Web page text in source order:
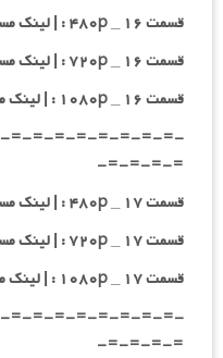
قسمت ۱۶ _ ۴۸۰p : | لینک مستقیم | دوبله فارسی
قسمت ۱۶ _ ۷۲۰p : | لینک مستقیم | دوبله فارسی
قسمت ۱۶ _ ۱۰۸۰p : | لینک مستقیم | دوبله فارسی
=-=-=-=-=-=-=-=-
=-=-=-=-
قسمت ۱۷ _ ۴۸۰p : | لینک مستقیم | دوبله فارسی
قسمت ۱۷ _ ۷۲۰p : | لینک مستقیم | دوبله فارسی
قسمت ۱۷ _ ۱۰۸۰p : | لینک مستقیم | دوبله فارسی
=-=-=-=-=-=-=-=-
=-=-=-=-